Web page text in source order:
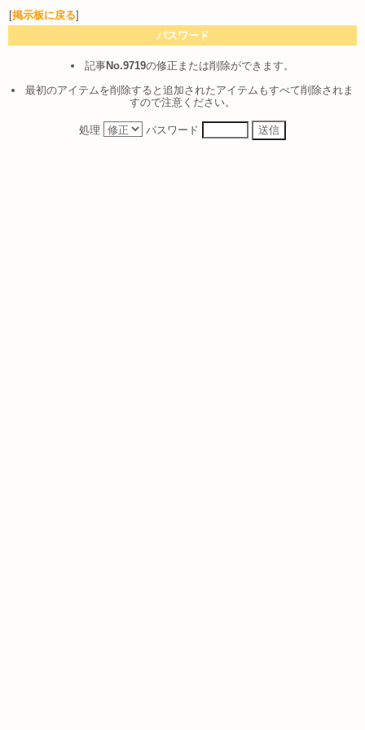
[掲示板に戻る]
パスワード
記事No.9719の修正または削除ができます。
最初のアイテムを削除すると追加されたアイテムもすべて削除されま
すので注意ください。
処理 パスワード